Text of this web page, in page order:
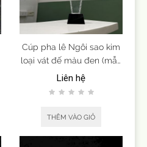
Cúp pha lê Ngôi sao kim
loại vát đế màu đen (mẫu
Liên hệ
THÊM VÀO GIỎ